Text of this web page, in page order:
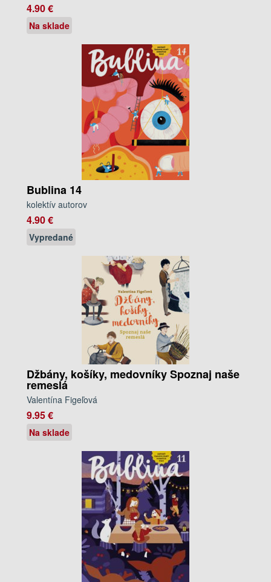
4.90 €
Na sklade
Bublina 14
kolektív autorov
4.90 €
Vypredané
Džbány, košíky, medovníky Spoznaj naše
remeslá
Valentína Figeľová
9.95 €
Na sklade